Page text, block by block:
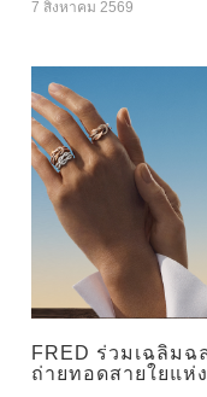
7 สิงหาคม 2569
FRED ร่วมเฉลิม
ถ่ายทอดสายใยแห่